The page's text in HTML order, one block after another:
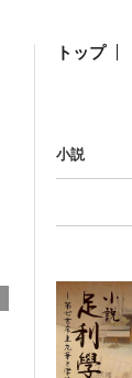
トップ
小説